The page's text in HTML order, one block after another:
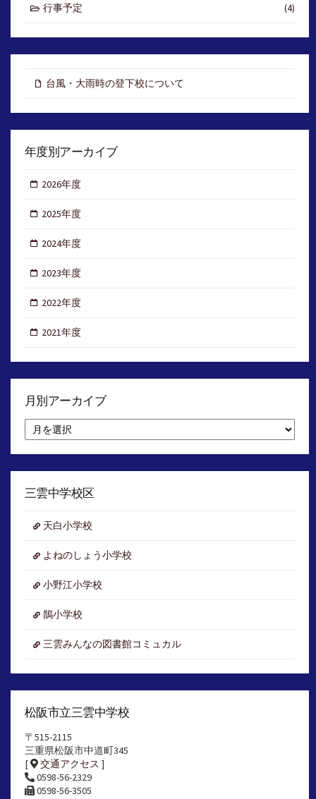
行事予定 (4)
台風・大雨時の登下校について
年度別アーカイブ
2026年度
2025年度
2024年度
2023年度
2022年度
2021年度
月別アーカイブ
別
ア
イ
三雲中学校区
天白小学校
よねのしょう小学校
小野江小学校
鵲小学校
三雲みんなの図書館コミュカル
松阪市立三雲中学校
〒515-2115
三重県松阪市中道町345
[
交通アクセス ]
0598-56-2329
0598-56-3505